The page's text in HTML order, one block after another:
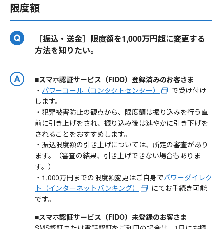
限度額
［振込・送金］限度額を1,000万円超に変更する
方法を知りたい。
■スマホ認証サービス（FIDO）登録済みのお客さま
・ パワーコール（コンタクトセンター）
で受け付け
します。
・犯罪被害防止の観点から、限度額は振り込みを行う直
前に引き上げをされ、振り込み後は速やかに引き下げを
されることをおすすめします。
・振込限度額の引き上げについては、所定の審査があり
ます。（審査の結果、引き上げできない場合もありま
す。）
・1,000万円までの限度額変更はご自身でパワーダイレク
ト（インターネットバンキング）
にてお手続き可能
です。
■スマホ認証サービス（FIDO）未登録のお客さま